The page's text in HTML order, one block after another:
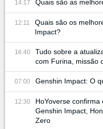
14:17 Quais são as
12:11
Quais são os
Impact?
16:40
Tudo sobre a
com Furina, missão
07:00 Genshin Impact: O
12:30
HoYoverse
Genshin Impact,
Zero